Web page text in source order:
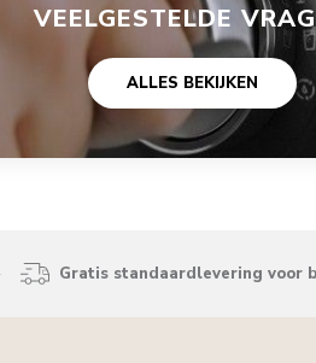
VEELGESTELDE
ALLES BEKIJKEN
Gratis standaardlevering voor